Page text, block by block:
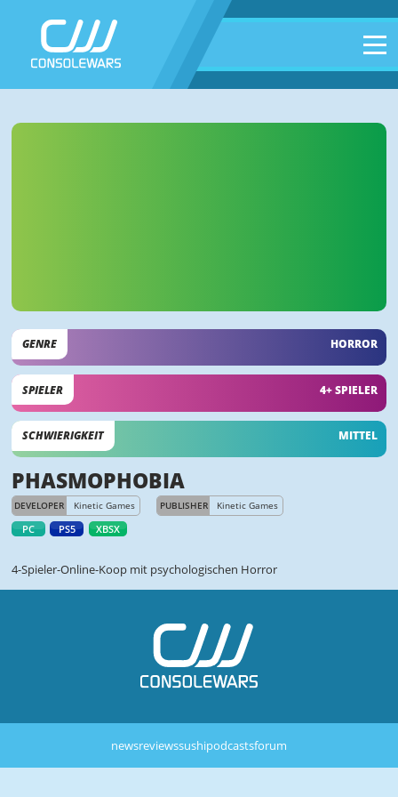
GENRE HORROR
SPIELER 4+ SPIELER
SCHWIERIGKEIT MITTEL
PHASMOPHOBIA
DEVELOPER Kinetic Games PUBLISHER Kinetic Games
PC PS5 XBSX
4-Spieler-Online-Koop mit psychologischen Horror
newsreviewssushipodcastsforum